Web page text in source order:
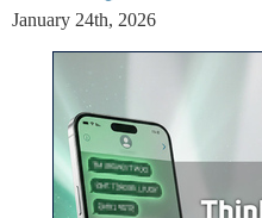
January 24th, 2026